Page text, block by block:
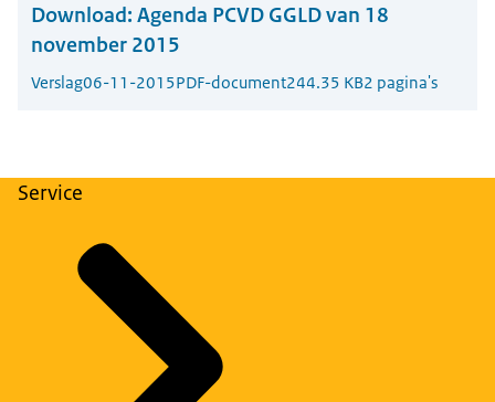
Download: Agenda PCVD GGLD van 18
november 2015
Verslag06-11-2015PDF-document244.35 KB2 pagina's
Service